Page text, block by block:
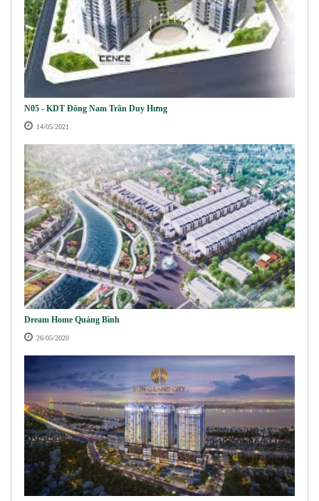
N05 - KDT Đông Nam Trần Duy Hưng
14/05/2021
Dream Home Quảng Bình
26/05/2020